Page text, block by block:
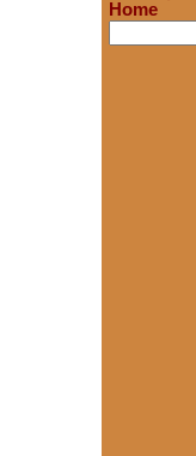
Home